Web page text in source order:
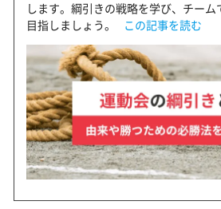
します。綱引きの戦略を学び、チー
目指しましょう。
この記事を読む